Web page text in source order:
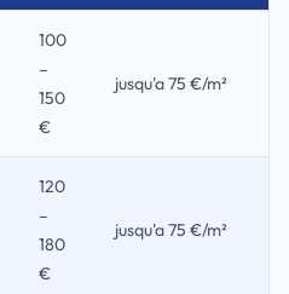
100
–
150
€
jusqu'a 75 €/m²
120
–
180
€
jusqu'a 75 €/m²